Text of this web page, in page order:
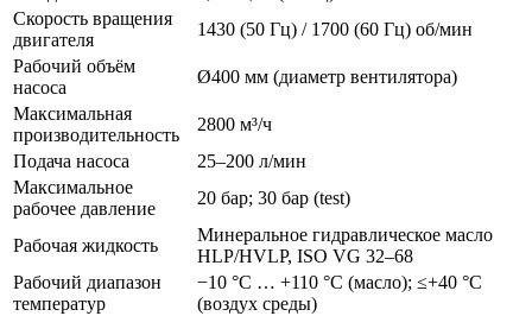
Скорость вращения
двигателя
1430 (50 Гц) / 1700 (60 Гц) об/мин
Рабочий объём
насоса
Ø400 мм (диаметр вентилятора)
Максимальная
производительность
2800 м³/ч
Подача насоса
25–200 л/мин
Максимальное
рабочее давление
20 бар; 30 бар (test)
Рабочая жидкость
Минеральное гидравлическое масло
HLP/HVLP, ISO VG 32–68
Рабочий диапазон
температур
−10 °C … +110 °C (масло); ≤+40 °C
(воздух среды)